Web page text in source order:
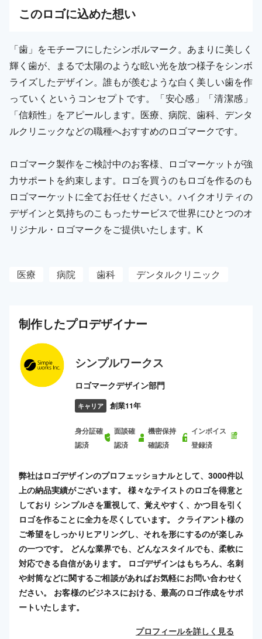
このロゴに込めた想い
「歯」をモチーフにしたシンボルマーク。あまりに美しく
輝く歯が、まるで太陽のような眩い光を放つ様子をシンボ
ライズしたデザイン。誰もが羨むような白く美しい歯を作
っていくというコンセプトです。「安心感」「清潔感」
「信頼性」をアピールします。医療、病院、歯科、デンタ
ルクリニックなどの職種へおすすめのロゴマークです。
ロゴマーク製作をご検討中のお客様、ロゴマーケットが強
力サポートを約束します。ロゴを買うのもロゴを作るのも
ロゴマーケットに全てお任せください。ハイクオリティの
デザインと気持ちのこもったサービスで世界にひとつのオ
リジナル・ロゴマークをご提供いたします。K
医療 病院 歯科 デンタルクリニック
制作したプロデザイナー
シンプルワークス
ロゴマークデザイン部門
キャリア 創業11年
身分証確
認済
面談確
認済
機密保持
確認済
インボイス
登録済
弊社はロゴデザインのプロフェッショナルとして、3000件以
上の納品実績がございます。 様々なテイストのロゴを得意と
しており シンプルさを重視して、覚えやすく、かつ目を引く
ロゴを作ることに全力を尽くしています。 クライアント様の
ご希望をしっかりヒアリングし、それを形にするのが楽しみ
の一つです。 どんな業界でも、どんなスタイルでも、柔軟に
対応できる自信があります。 ロゴデザインはもちろん、名刺
や封筒などに関するご相談があればお気軽にお問い合わせく
ださい。 お客様のビジネスにおける、最高のロゴ作成をサポ
ートいたします。
プロフィールを詳しく見る